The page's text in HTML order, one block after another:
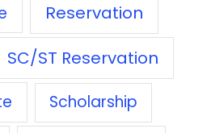
Reservation
SC/ST Reservation
Scholarship